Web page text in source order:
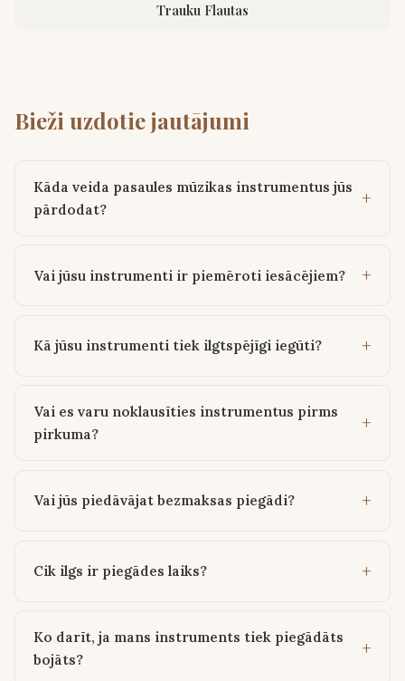
Trauku Flautas
Bieži uzdotie jautājumi
Kāda veida pasaules mūzikas instrumentus jūs
pārdodat?
Vai jūsu instrumenti ir piemēroti iesācējiem?
Kā jūsu instrumenti tiek ilgtspējīgi iegūti?
Vai es varu noklausīties instrumentus pirms
pirkuma?
Vai jūs piedāvājat bezmaksas piegādi?
Cik ilgs ir piegādes laiks?
Ko darīt, ja mans instruments tiek piegādāts
bojāts?